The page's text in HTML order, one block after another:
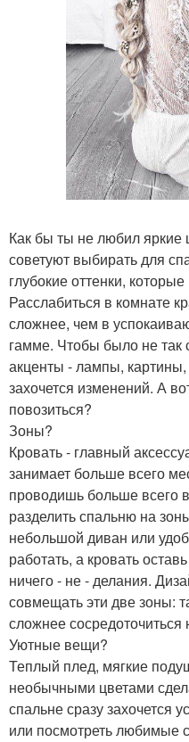
Как бы ты не любил яркие
советуют выбирать для
глубокие оттенки,
Расслабиться в комнате
сложнее, чем в
гамме. Чтобы было не так
акценты - лампы, картины,
захочется изменений. А
повозиться?
Зоны?
Кровать - главный
занимает больше всего
проводишь больше всего
разделить спальню на
небольшой диван или
работать, а кровать
ничего - не - делания.
совмещать эти две зоны:
сложнее сосредоточиться
Уютные вещи?
Теплый плед, мягкие
необычными цветами
спальне сразу захочется
или посмотреть любимые